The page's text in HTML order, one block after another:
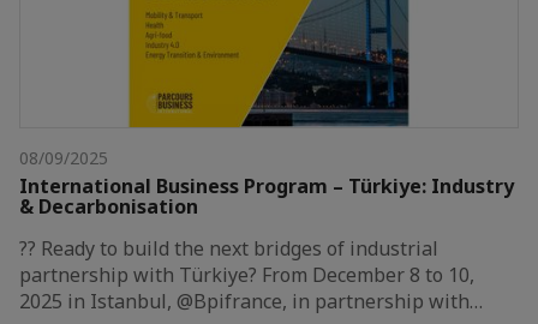
08/09/2025
International Business Program – Türkiye: Industry
& Decarbonisation
?? Ready to build the next bridges of industrial
partnership with Türkiye? From December 8 to 10,
2025 in Istanbul, @Bpifrance, in partnership with…